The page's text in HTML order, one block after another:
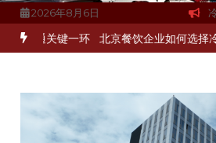
2026年8月6日
关键一环 北京餐饮企业如何选择冷链公